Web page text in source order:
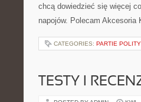
chcą dowiedzieć się więcej
napojów. Polecam
CATEGORIES: PARTIE
TESTY I